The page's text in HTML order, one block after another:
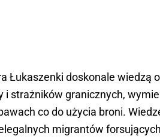
Łukaszenki doskonale wiedzą
i strażników granicznych,
co do użycia broni.
migrantów